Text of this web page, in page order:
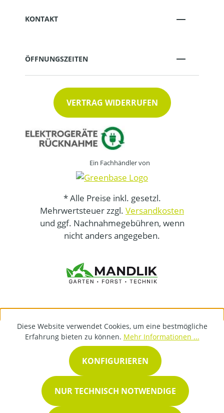
KONTAKT
ÖFFNUNGSZEITEN
VERTRAG WIDERRUFEN
Ein Fachhändler von
* Alle Preise inkl. gesetzl.
Mehrwertsteuer zzgl. Versandkosten
und ggf. Nachnahmegebühren, wenn
nicht anders angegeben.
Diese Website verwendet Cookies, um eine bestmögliche
Erfahrung bieten zu können. Mehr Informationen ...
NUR TECHNISCH NOTWENDIGE
KONFIGURIEREN